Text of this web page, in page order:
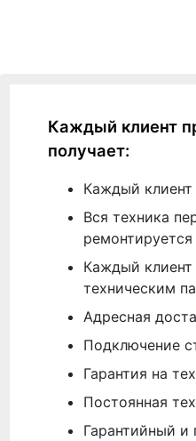
Каждый клиент
получает:
Каждый клиент
Вся техника
Каждый
техническим
Адресная
Подключение
Гарантия на
Постоянная
Гарантийный и